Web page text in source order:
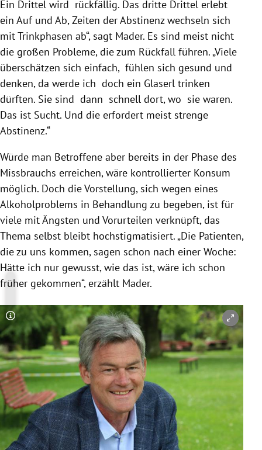
Ein Drittel wird rückfällig. Das dritte Drittel erlebt
ein Auf und Ab, Zeiten der Abstinenz wechseln sich
mit Trinkphasen ab“, sagt Mader. Es sind meist nicht
die großen Probleme, die zum Rückfall führen. „Viele
überschätzen sich einfach, fühlen sich gesund und
denken, da werde ich doch ein Glaserl trinken
dürften. Sie sind dann schnell dort, wo sie waren.
Das ist Sucht. Und die erfordert meist strenge
Abstinenz.“
Würde man Betroffene aber bereits in der Phase des
Missbrauchs erreichen, wäre kontrollierter Konsum
möglich. Doch die Vorstellung, sich wegen eines
Alkoholproblems in Behandlung zu begeben, ist für
viele mit Ängsten und Vorurteilen verknüpft, das
Thema selbst bleibt hochstigmatisiert. „Die Patienten,
die zu uns kommen, sagen schon nach einer Woche:
Hätte ich nur gewusst, wie das ist, wäre ich schon
früher gekommen“, erzählt Mader.
Copyright-Hinweis öffnen/schließen